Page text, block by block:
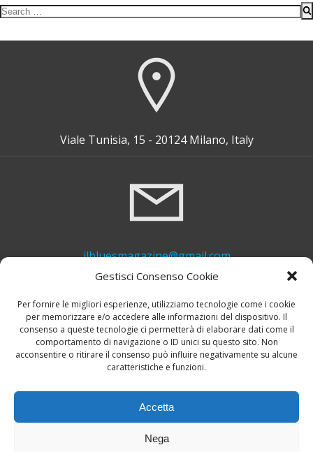
Gestisci Consenso Cookie
Per fornire le migliori esperienze, utilizziamo tecnologie come i cookie
per memorizzare e/o accedere alle informazioni del dispositivo. Il
consenso a queste tecnologie ci permetterà di elaborare dati come il
comportamento di navigazione o ID unici su questo sito. Non
acconsentire o ritirare il consenso può influire negativamente su alcune
caratteristiche e funzioni.
Accetta
Nega
Search
Viale Tunisia, 15 - 20124 Milano, Italy
ilbluesmagazine@gmail.com
+39 339 748 6635